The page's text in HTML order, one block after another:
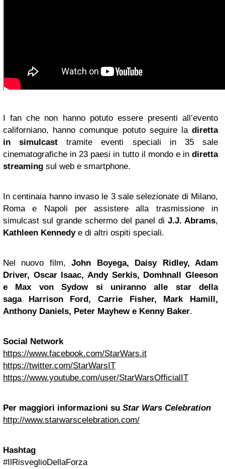
I fan che non hanno potuto essere presenti all’evento
californiano, hanno comunque potuto seguire la diretta
in simulcast tramite eventi speciali in 35 sale
cinematografiche in 23 paesi in tutto il mondo e in diretta
streaming sul web e smartphone.
In centinaia hanno invaso le 3 sale selezionate di Milano,
Roma e Napoli per assistere alla trasmissione in
simulcast sul grande schermo del panel di J.J. Abrams,
Kathleen Kennedye di altri ospiti speciali.
Nel nuovo film,John Boyega, Daisy Ridley, Adam
Driver, Oscar Isaac, Andy Serkis, Domhnall Gleeson
e Max von Sydow si uniranno alle star della
saga Harrison Ford, Carrie Fisher, Mark Hamill,
Anthony Daniels, Peter Mayhew e Kenny Baker.
Social Network
https://www.facebook.com/StarWars.it
https://twitter.com/StarWarsIT
https://www.youtube.com/user/StarWarsOfficialIT
Per maggiori informazioni su Star Wars Celebration
http://www.starwarscelebration.com/
Hashtag
#IlRisveglioDellaForza